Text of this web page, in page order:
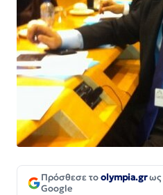
Πρόσθεσε τοolympia.grως
Google